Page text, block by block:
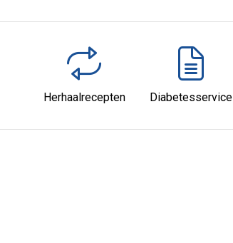
submenu
submenu
Herhaalrecepten Diabetesservice